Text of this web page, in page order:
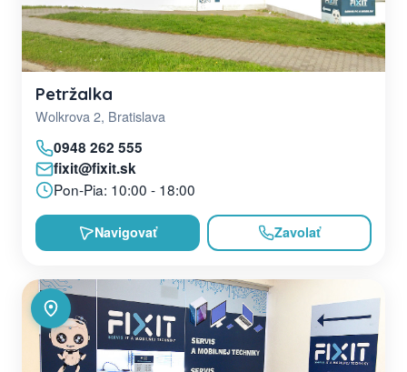
Petržalka
Wolkrova 2, Bratislava
0948 262 555
fixit@fixit.sk
Pon-Pia: 10:00 - 18:00
Navigovať Zavolať